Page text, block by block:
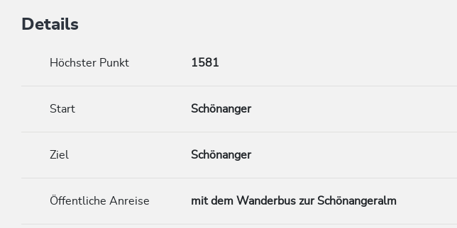
Details
Höchster Punkt 1581
Start Schönanger
Ziel Schönanger
Öffentliche Anreise mit dem Wanderbus zur Schönangeralm